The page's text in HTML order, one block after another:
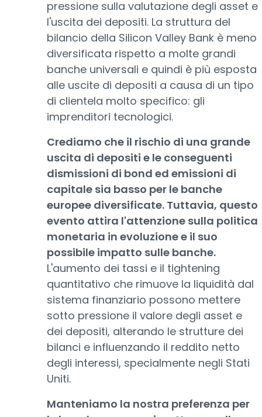
pressione sulla valutazione degli asset e
l'uscita dei depositi. La struttura del
bilancio della Silicon Valley Bank è meno
diversificata rispetto a molte grandi
banche universali e quindi è più esposta
alle uscite di depositi a causa di un tipo
di clientela molto specifico: gli
imprenditori tecnologici.
Crediamo che il rischio di una grande
uscita di depositi e le conseguenti
dismissioni di bond ed emissioni di
capitale sia basso per le banche
europee diversificate. Tuttavia, questo
evento attira l'attenzione sulla politica
monetaria in evoluzione e il suo
possibile impatto sulle banche.
L'aumento dei tassi e il tightening
quantitativo che rimuove la liquidità dal
sistema finanziario possono mettere
sotto pressione il valore degli asset e
dei depositi, alterando le strutture dei
bilanci e influenzando il reddito netto
degli interessi, specialmente negli Stati
Uniti.
Manteniamo la nostra preferenza per